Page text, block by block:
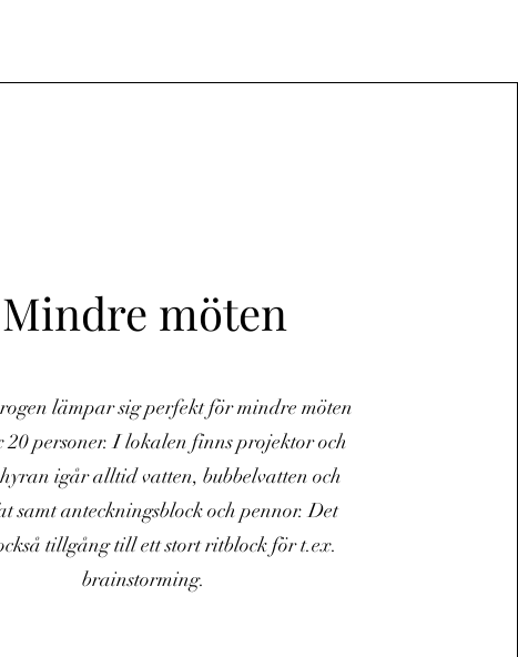
Mindre möten
lämpar sig perfekt för mindre möten
20 personer. I lokalen finns projektor och
igår alltid vatten, bubbelvatten och
samt anteckningsblock och pennor. Det
tillgång till ett stort ritblock för t.ex.
brainstorming.